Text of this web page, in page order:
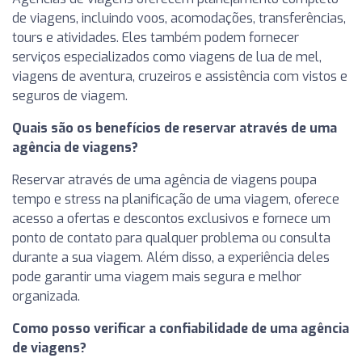
de viagens, incluindo voos, acomodações, transferências,
tours e atividades. Eles também podem fornecer
serviços especializados como viagens de lua de mel,
viagens de aventura, cruzeiros e assistência com vistos e
seguros de viagem.
Quais são os benefícios de reservar através de uma
agência de viagens?
Reservar através de uma agência de viagens poupa
tempo e stress na planificação de uma viagem, oferece
acesso a ofertas e descontos exclusivos e fornece um
ponto de contato para qualquer problema ou consulta
durante a sua viagem. Além disso, a experiência deles
pode garantir uma viagem mais segura e melhor
organizada.
Como posso verificar a confiabilidade de uma agência
de viagens?